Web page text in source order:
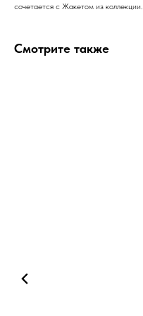
сочетается с Жакетом из коллекции.
Смотрите также